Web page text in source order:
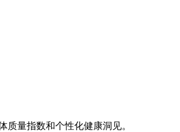
质量指数和个性化健康洞见。